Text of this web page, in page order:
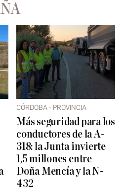
CÓRDOBA - PROVINCIA
Más seguridad para los
conductores de la A-
318: la Junta invierte
1,5 millones entre
Doña Mencía y la N-
432